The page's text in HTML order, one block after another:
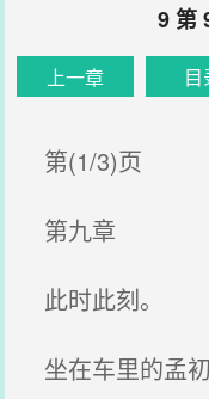
9 第
上一章 目
第(1/3)页
第九章
此时此刻。
坐在车里的孟初